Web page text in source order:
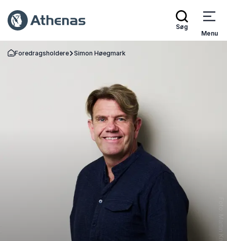
Søg
Menu
Tilbage til forsiden
Foredragsholdere Simon Høegmark
Foto: Martin Kruse